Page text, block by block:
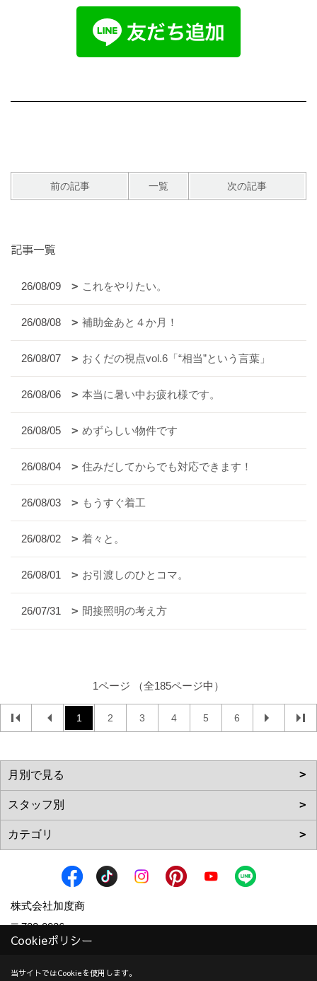
前の記事 一覧 次の記事
記事一覧
26/08/09 これをやりたい。
26/08/08 補助金あと４か月！
26/08/07 おくだの視点vol.6「“相当”という言葉」
26/08/06 本当に暑い中お疲れ様です。
26/08/05 めずらしい物件です
26/08/04 住みだしてからでも対応できます！
26/08/03 もうすぐ着工
26/08/02 着々と。
26/08/01 お引渡しのひとコマ。
26/07/31 間接照明の考え方
1ページ （全185ページ中）
1 2 3 4 5 6
株式会社加度商
〒722-0026
広島県尾道市栗原西2丁目3-15
TEL： 0120-10-2693 / 0848-24-8605
Cookieポリシー
当サイトではCookieを使用します。